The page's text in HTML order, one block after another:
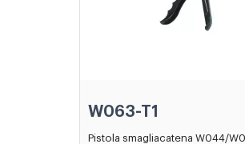
W063-T1
Pistola smagliacatena W044/